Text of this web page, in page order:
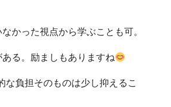
かった視点から学ぶことも可。
る。励ましもありますね
負担そのものは少し抑えるこ